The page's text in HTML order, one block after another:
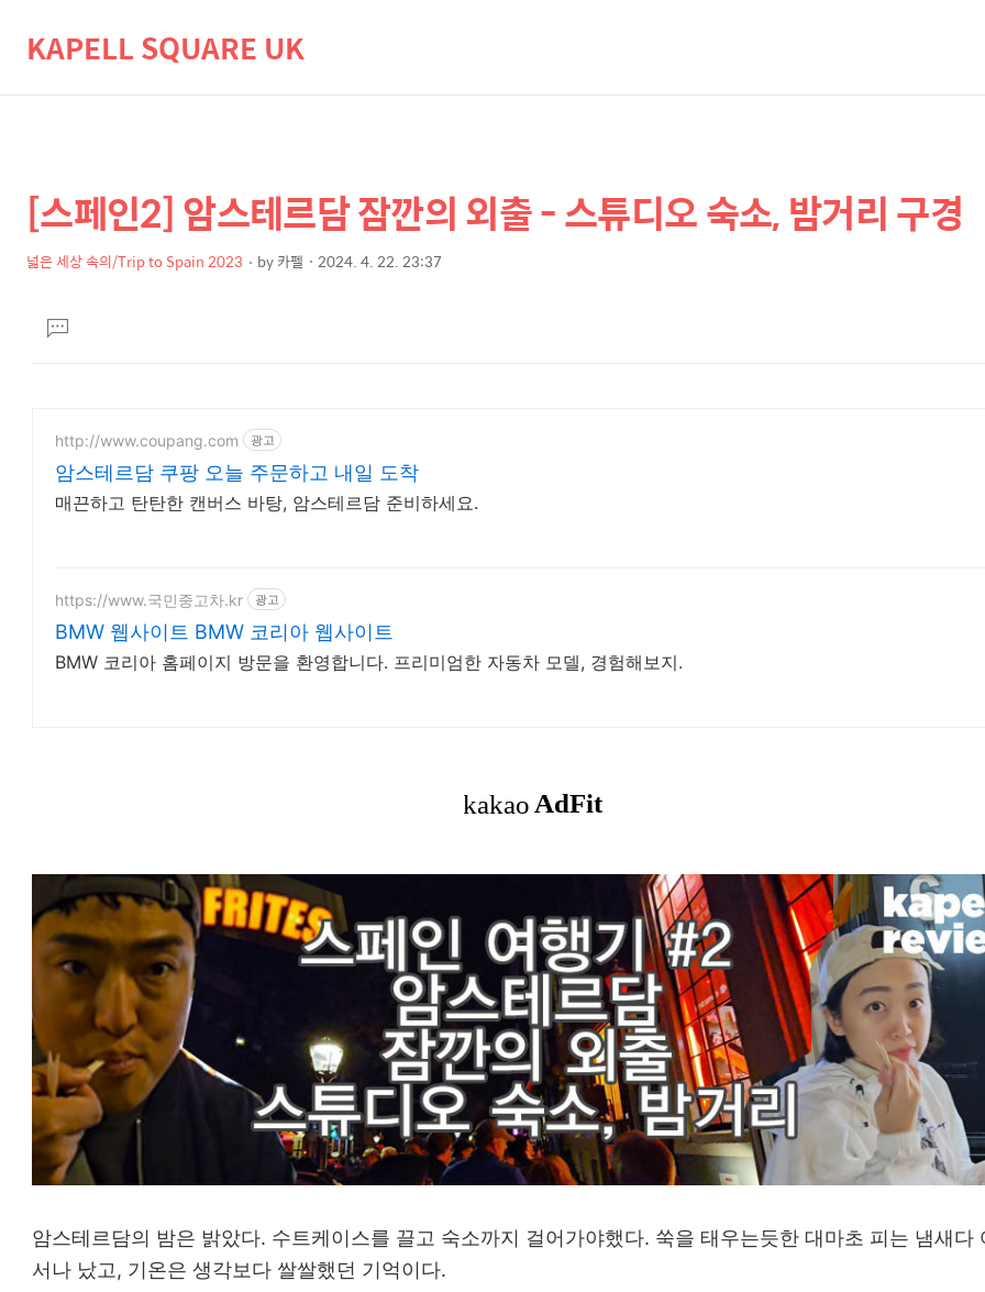
KAPELL SQUARE UK
상
세
컨
본
문
제
[스페인2] 암스테르담 잠깐의 외출 - 스튜디오 숙소, 밤거리 구경
넓은 세상 속의/Trip to Spain 2023 by카펠 2024. 4. 22. 23:37
댓
글
http://www.coupang.com 광고
암스테르담 쿠팡 오늘 주문하고 내일 도착
매끈하고 탄탄한 캔버스 바탕, 암스테르담 준비하세요.
https://www.국민중고차.kr 광고
BMW 웹사이트 BMW 코리아 웹사이트
BMW 코리아 홈페이지 방문을 환영합니다. 프리미엄한 자동차 모델, 경험해보지.
암스테르담의 밤은 밝았다. 수트케이스를 끌고 숙소까지 걸어가야했다. 쑥을 태우는듯한 대마초 피는 냄새다
서나 났고, 기온은 생각보다 쌀쌀했던 기억이다.